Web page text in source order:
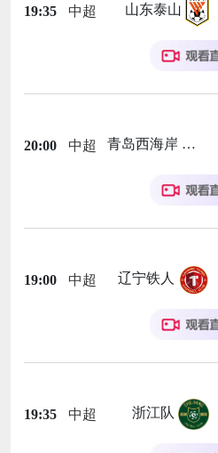
19:35 中超 山东泰山
20:00 中超 青岛西海岸
19:00 中超 辽宁铁人
19:35 中超 浙江队